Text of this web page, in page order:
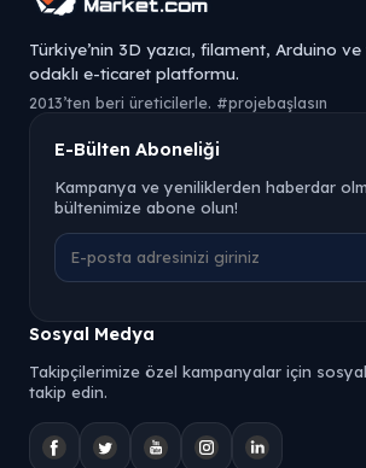
Türkiye’nin 3D yazıcı, filament, Arduino
odaklı e-ticaret platformu.
2013’ten beri üreticilerle. #projebaşlasın
E-Bülten Aboneliği
Kampanya ve yeniliklerden haberdar
bültenimize abone olun!
Sosyal Medya
Takipçilerimize özel kampanyalar için
takip edin.